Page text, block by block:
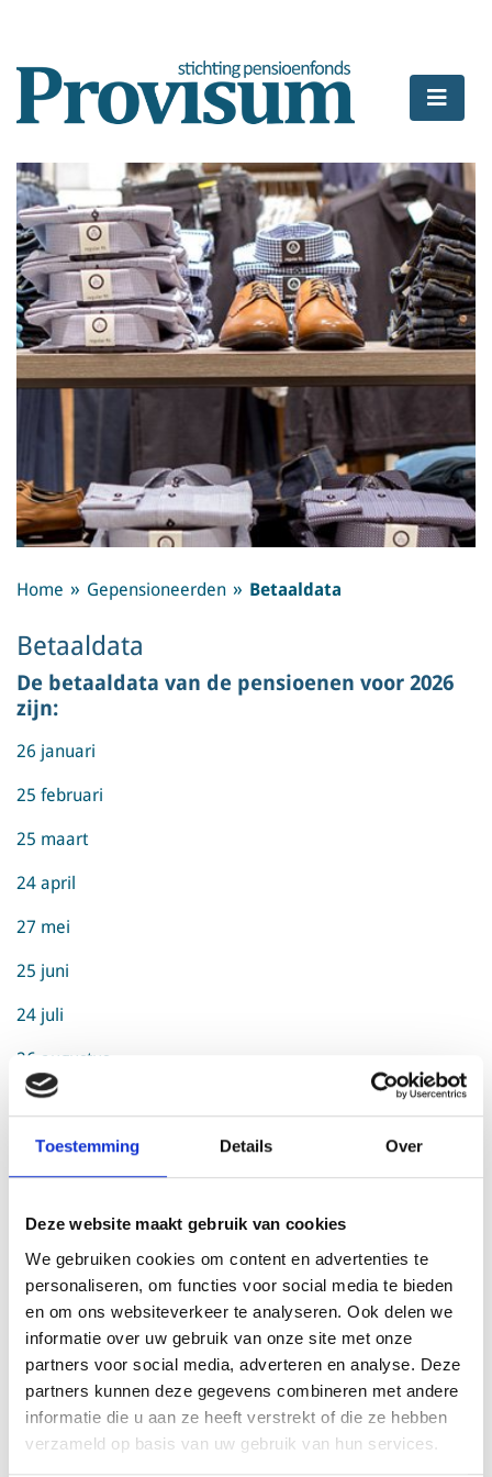
Toestemming Details Over
Deze website maakt gebruik van cookies
We gebruiken cookies om content en advertenties te
personaliseren, om functies voor social media te bieden
en om ons websiteverkeer te analyseren. Ook delen we
informatie over uw gebruik van onze site met onze
partners voor social media, adverteren en analyse. Deze
partners kunnen deze gegevens combineren met andere
informatie die u aan ze heeft verstrekt of die ze hebben
verzameld op basis van uw gebruik van hun services.
Home Gepensioneerden Betaaldata
Betaaldata
De betaaldata van de pensioenen voor 2026
zijn:
26 januari
25 februari
25 maart
24 april
27 mei
25 juni
24 juli
26 augustus
25 september
26 oktober
23 december
Uiterlijk de volgende dag zal het geld op uw rekening
staan. Dit geldt niet voor bankrekeningen die in het
buitenland worden aangehouden.
Provisum betaaltgeenvakantiegeld uit in mei. Het
vakantiegeld is al in de maandelijkse uitkering verwerkt.
Na afloop van het jaar ontvangt u een jaaropgave voor
fiscale doeleinden met daarop uw fiscaal inkomen en de